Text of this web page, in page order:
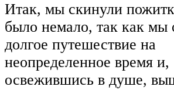
Итак, мы скинули
было немало, так как мы
долгое путешествие на
неопределенное время и,
освежившись в душе,